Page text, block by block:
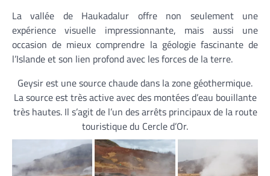
La vallée de Haukadalur offre non seulement une
expérience visuelle impressionnante, mais aussi une
occasion de mieux comprendre la géologie fascinante de
l’Islande et son lien profond avec les forces de la terre.
Geysir est une source chaude dans la zone géothermique.
La source est très active avec des montées d’eau bouillante
très hautes. Il s’agit de l’un des arrêts principaux de la route
touristique du Cercle d’Or.